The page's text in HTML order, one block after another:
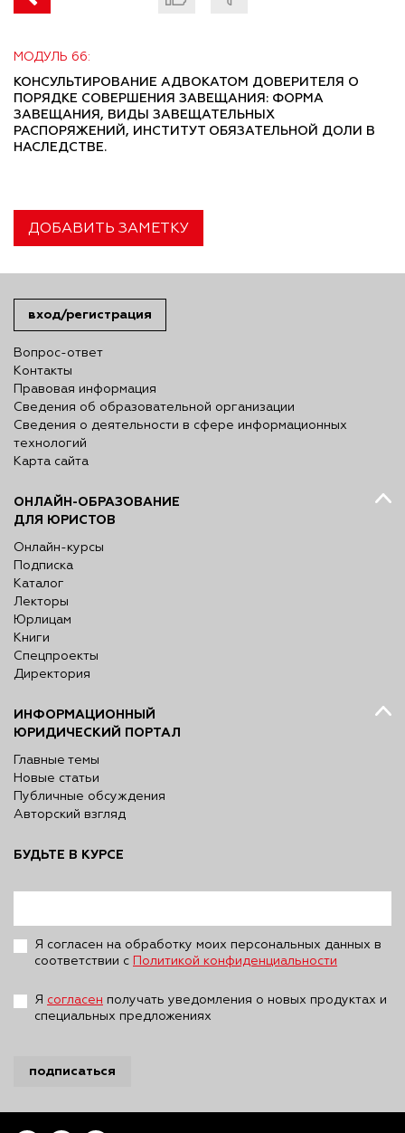
МОДУЛЬ 66:
КОНСУЛЬТИРОВАНИЕ АДВОКАТОМ ДОВЕРИТЕЛЯ О
ПОРЯДКЕ СОВЕРШЕНИЯ ЗАВЕЩАНИЯ: ФОРМА
ЗАВЕЩАНИЯ, ВИДЫ ЗАВЕЩАТЕЛЬНЫХ
РАСПОРЯЖЕНИЙ, ИНСТИТУТ ОБЯЗАТЕЛЬНОЙ ДОЛИ В
НАСЛЕДСТВЕ.
ДОБАВИТЬ ЗАМЕТКУ
вход/регистрация
Вопрос-ответ
Контакты
Правовая информация
Сведения об образовательной организации
Сведения о деятельности в сфере информационных
технологий
Карта сайта
ОНЛАЙН-ОБРАЗОВАНИЕ
ДЛЯ ЮРИСТОВ
Онлайн-курсы
Подписка
Каталог
Лекторы
Юрлицам
Книги
Спецпроекты
Директория
ИНФОРМАЦИОННЫЙ
ЮРИДИЧЕСКИЙ ПОРТАЛ
Главные темы
Новые статьи
Публичные обсуждения
Авторский взгляд
БУДЬТЕ В КУРСЕ
Я согласен на обработку моих персональных данных в
соответствии с
Политикой конфиденциальности
Я согласен получать уведомления о новых продуктах и
специальных предложениях
подписаться